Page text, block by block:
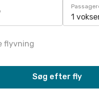
1
flyvning
Søg efter fly